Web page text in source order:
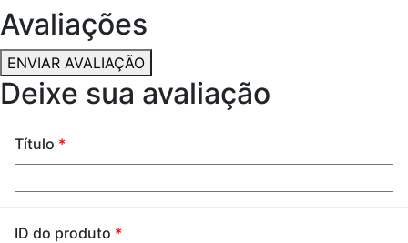
Avaliações
ENVIAR AVALIAÇÃO
Deixe sua avaliação
Título *
ID do produto *